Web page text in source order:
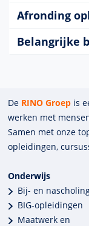
Afronding
Belangrijke
De RINO Groep is
werken met
Samen met onze
opleidingen,
Onderwijs
Bij- en
BIG-opleidingen
Maatwerk en